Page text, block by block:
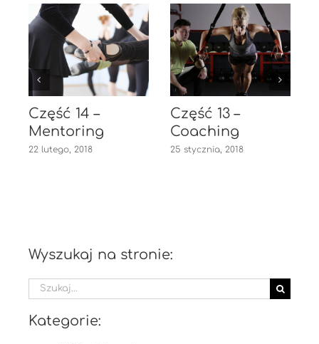
Część 14 –
Mentoring
22 lutego, 2018
Część 13 –
Coaching
25 stycznia, 2018
Wyszukaj na stronie:
Szukaj
Kategorie: